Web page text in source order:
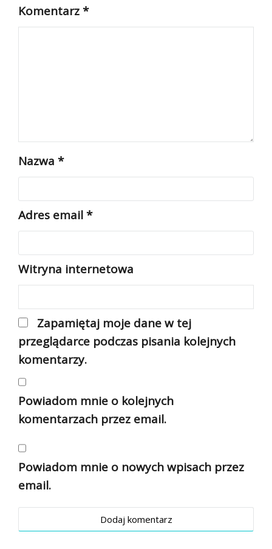
Komentarz*
Nazwa *
Adres email*
Witryna internetowa
Zapamiętaj moje dane w tej
przeglądarce podczas pisania kolejnych
komentarzy.
Powiadom mnie o kolejnych
komentarzach przez email.
Powiadom mnie o nowych wpisach przez
email.